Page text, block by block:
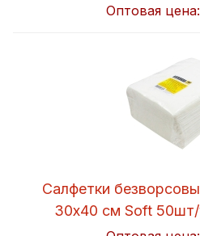
Оптовая цена:
Салфетки
30x40 см Soft 50шт/